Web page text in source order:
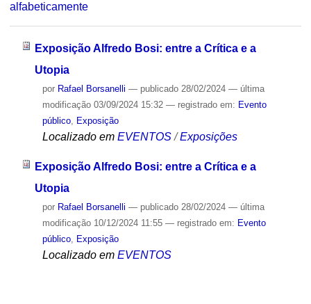
alfabeticamente
Exposição Alfredo Bosi: entre a Crítica e a
Utopia
por Rafael Borsanelli — publicado28/02/2024 — última
modificação03/09/2024 15:32 — registrado em: Evento
público, Exposição
Localizado em EVENTOS /Exposições
Exposição Alfredo Bosi: entre a Crítica e a
Utopia
por Rafael Borsanelli — publicado28/02/2024 — última
modificação10/12/2024 11:55 — registrado em: Evento
público, Exposição
Localizado em EVENTOS